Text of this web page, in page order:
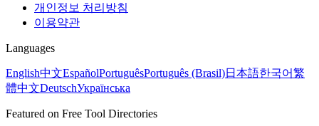
개인정보 처리방침
이용약관
Languages
English中文EspañolPortuguêsPortuguês (Brasil)日本語한국어繁
體中文DeutschУкраїнська
Featured on Free Tool Directories